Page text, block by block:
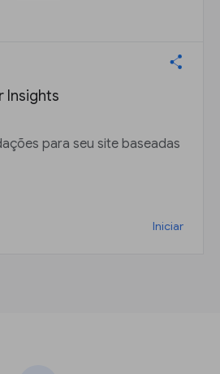
Insights
para seu site baseadas
Iniciar